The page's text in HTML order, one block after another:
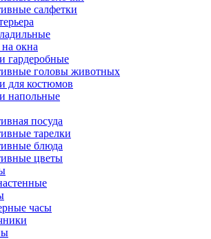
салфетки
окна
гардеробные
головы животных
для костюмов
напольные
посуда
тарелки
блюда
цветы
часы